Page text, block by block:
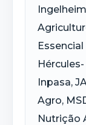
Inpasa,
Agro,
Nutrição